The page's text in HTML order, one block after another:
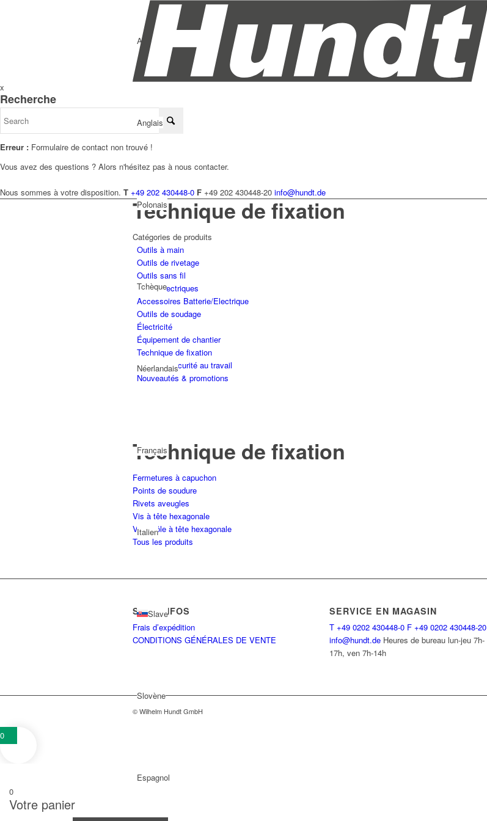
Allemand
Anglais
Polonais
Tchèque
Néerlandais
Français
Italien
Slave
Slovène
Espagnol
x
Recherche
Erreur : Formulaire de contact non trouvé !
Vous avez des questions ? Alors n'hésitez pas à nous contacter.
Nous sommes à votre disposition. T +49 202 430448-0 F +49 202 430448-20 info@hundt.de
Technique de fixation
Catégories de produits
Outils à main
Outils de rivetage
Outils sans fil
Outils électriques
Accessoires Batterie/Electrique
Outils de soudage
Électricité
Équipement de chantier
Technique de fixation
Santé et sécurité au travail
Nouveautés & promotions
Technique de fixation
Fermetures à capuchon
Points de soudure
Rivets aveugles
Vis à tête hexagonale
Vis à tôle à tête hexagonale
Tous les produits
SHOPINFOS
Frais d’expédition
CONDITIONS GÉNÉRALES DE VENTE
SERVICE EN MAGASIN
T +49 0202 430448-0 F +49 0202 430448-20
info@hundt.de Heures de bureau lun-jeu 7h-
17h, ven 7h-14h
© Wilhelm Hundt GmbH
0
0
Votre panier